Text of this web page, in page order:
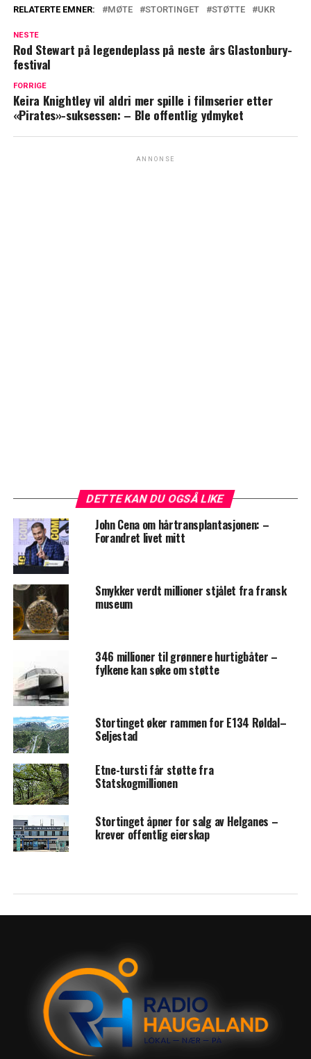
RELATERTE EMNER: MØTE STORTINGET STØTTE UKR
NESTE
Rod Stewart på legendeplass på neste års Glastonbury-
festival
FORRIGE
Keira Knightley vil aldri mer spille i filmserier etter
«Pirates»-suksessen: – Ble offentlig ydmyket
ANNONSE
DETTE KAN DU OGSÅ LIKE
John Cena om hårtransplantasjonen: –
Forandret livet mitt
Smykker verdt millioner stjålet fra fransk
museum
346 millioner til grønnere hurtigbåter –
fylkene kan søke om støtte
Stortinget øker rammen for E134 Røldal–
Seljestad
Etne-tursti får støtte fra
Statskogmillionen
Stortinget åpner for salg av Helganes –
krever offentlig eierskap